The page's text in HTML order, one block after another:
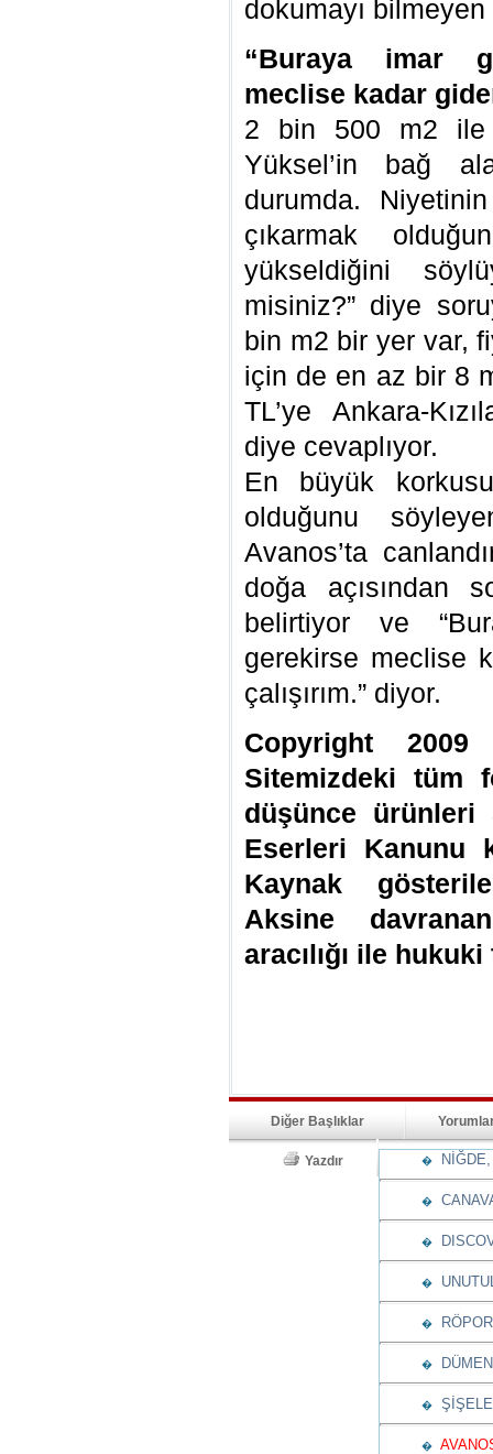
dokumayı bilmeyen
“Buraya imar
meclise kadar
2 bin 500 m2 ile
Yüksel’in bağ
durumda.
çıkarmak
yükseldiğini
misiniz?” diye
bin m2 bir yer var,
için de en az bir 8
TL’ye Ankara-
diye cevaplıyor.
En büyük
olduğunu
Avanos’ta
doğa açısından
belirtiyor ve
gerekirse meclise
çalışırım.” diyor.
Copyright
Sitemizdeki tüm
düşünce ürünleri
Eserleri Kanunu
Kaynak
Aksine
aracılığı ile
Diğer Başlıklar
Yazdır �
�
�
�
�
�
�
�